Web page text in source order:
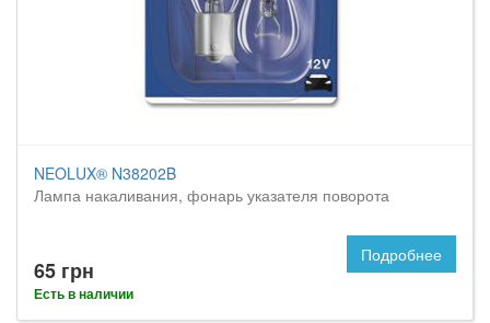
NEOLUX® N38202B
Лампа накаливания, фонарь указателя поворота
65 грн
Есть в наличии
Подробнее